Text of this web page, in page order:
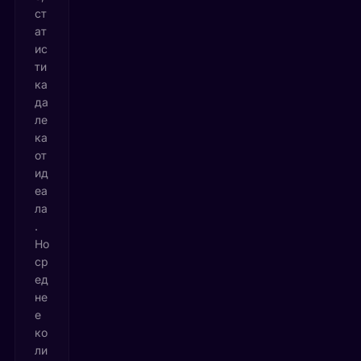
ст
ат
ис
ти
ка
да
ле
ка
от
ид
еа
ла
.
Но
ср
ед
не
е
ко
ли